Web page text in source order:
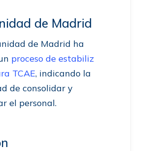
de Madrid
de Madrid ha
proceso de estabiliz
TCAE, indicando la
de consolidar y
el personal.